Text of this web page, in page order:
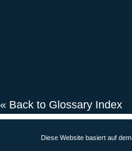
« Back to Glossary Index
Diese Website basiert auf dem